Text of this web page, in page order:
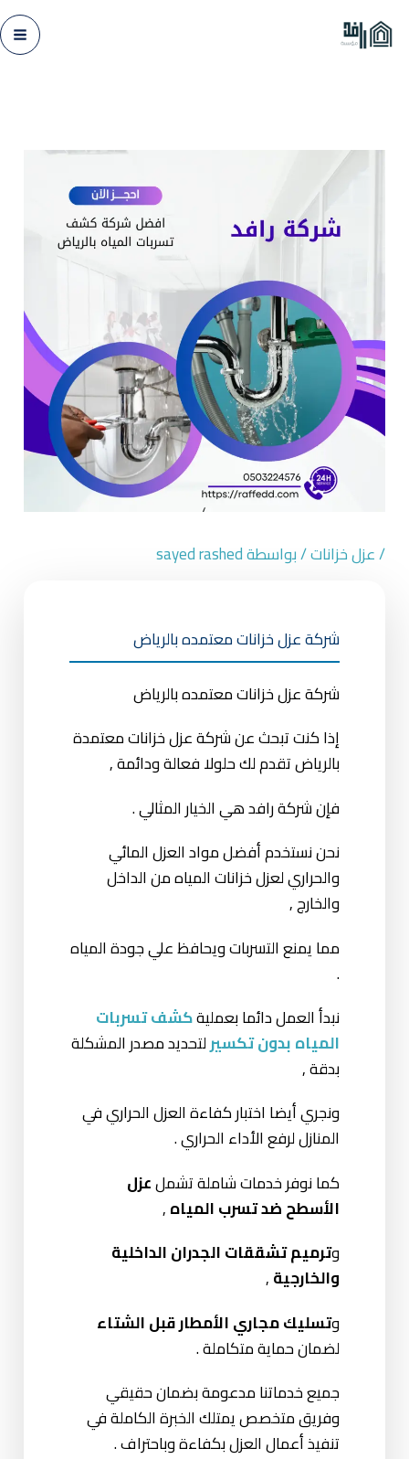
إلى
/عزل خزانات/ بواسطةsayed rashed
شركة عزل خزانات معتمده بالرياض
شركة عزل خزانات معتمده بالرياض
إذا كنت تبحث عن شركة عزل خزانات معتمدة
بالرياض تقدم لك حلولا فعالة ودائمة ,
فإن شركة رافد هي الخيار المثالي .
نحن نستخدم أفضل مواد العزل المائي
والحراري لعزل خزانات المياه من الداخل
والخارج ,
مما يمنع التسربات ويحافظ علي جودة المياه
.
نبدأ العمل دائما بعمليةكشف تسربات
المياه بدون تكسيرلتحديد مصدر المشكلة
بدقة ,
ونجري أيضا اختبار كفاءة العزل الحراري في
المنازل لرفع الأداء الحراري .
كما نوفر خدمات شاملة تشملعزل
الأسطح ضد تسرب المياه,
وترميم تشققات الجدران الداخلية
والخارجية,
وتسليك مجاري الأمطار قبل الشتاء
لضمان حماية متكاملة .
جميع خدماتنا مدعومة بضمان حقيقي
وفريق متخصص يمتلك الخبرة الكاملة في
تنفيذ أعمال العزل بكفاءة وباحتراف .